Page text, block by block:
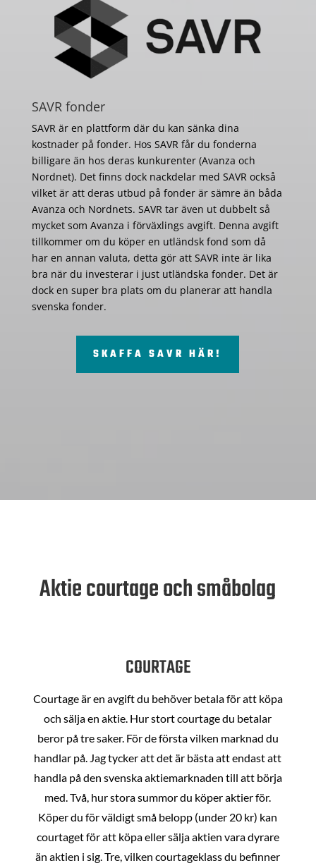
SAVR fonder
SAVR är en plattform där du kan sänka dina
kostnader på fonder. Hos SAVR får du fonderna
billigare än hos deras kunkurenter (Avanza och
Nordnet). Det finns dock nackdelar med SAVR också
vilket är att deras utbud på fonder är sämre än båda
Avanza och Nordnets. SAVR tar även ut dubbelt så
mycket som Avanza i förväxlings avgift. Denna avgift
tillkommer om du köper en utländsk fond som då
har en annan valuta, detta gör att SAVR inte är lika
bra när du investerar i just utländska fonder. Det är
dock en super bra plats om du planerar att handla
svenska fonder.
SKAFFA SAVR HÄR!
Aktie courtage och småbolag
COURTAGE
Courtage är en avgift du behöver betala för att köpa
och sälja en aktie. Hur stort courtage du betalar
beror på tre saker. För de första vilken marknad du
handlar på. Jag tycker att det är bästa att endast att
handla på den svenska aktiemarknaden till att börja
med. Två, hur stora summor du köper aktier för.
Köper du för väldigt små belopp (under 20 kr) kan
courtaget för att köpa eller sälja aktien vara dyrare
än aktien i sig. Tre, vilken courtageklass du befinner